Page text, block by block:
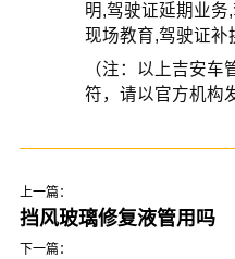
明,驾驶证延期业务
现场教育,驾驶证补
（注：以上吉安
符，请以官方机构
上一篇：
挡风玻璃修复液管用吗
下一篇：